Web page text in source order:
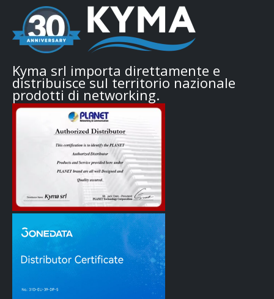
Kyma srl importa direttamente e
distribuisce sul territorio nazionale
prodotti di networking.